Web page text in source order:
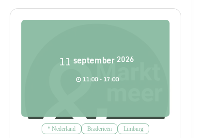
11 september 2026
11:00 - 17:00
* Nederland Braderieën Limburg